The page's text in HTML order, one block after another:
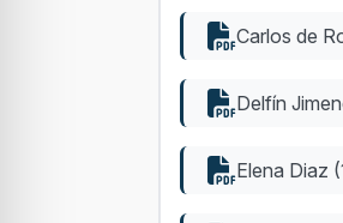
Carlos de
Delfín
Elena Diaz